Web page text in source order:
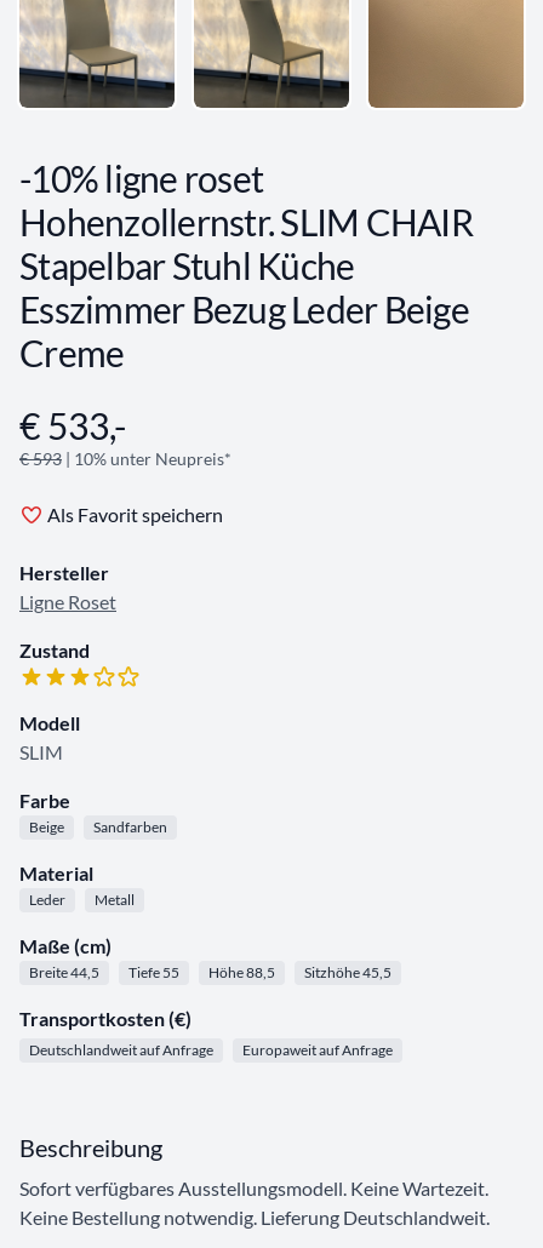
-10% ligne roset
Hohenzollernstr. SLIM CHAIR
Stapelbar Stuhl Küche
Esszimmer Bezug Leder Beige
Creme
Angebotsinformationen
€ 533,-
€ 593 | 10% unter Neupreis*
Als Favorit speichern
Hersteller
Ligne Roset
Zustand
Modell
SLIM
Farbe
Beige Sandfarben
Material
Leder Metall
Maße (cm)
Breite 44,5 Tiefe 55 Höhe 88,5 Sitzhöhe 45,5
Transportkosten (€)
Deutschlandweit auf Anfrage Europaweit auf Anfrage
Beschreibung
Sofort verfügbares Ausstellungsmodell. Keine Wartezeit.
Keine Bestellung notwendig. Lieferung Deutschlandweit.